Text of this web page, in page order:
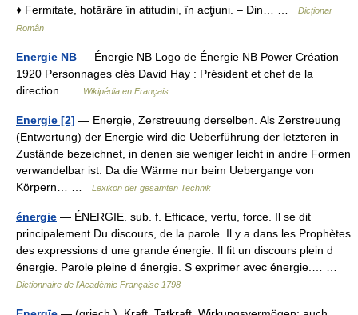
♦ Fermitate, hotărâre în atitudini, în acţiuni. – Din… …
Dicționar
Român
Energie NB — Énergie NB Logo de Énergie NB Power Création
1920 Personnages clés David Hay : Président et chef de la
direction …
Wikipédia en Français
Energie [2] — Energie, Zerstreuung derselben. Als Zerstreuung
(Entwertung) der Energie wird die Ueberführung der letzteren in
Zustände bezeichnet, in denen sie weniger leicht in andre Formen
verwandelbar ist. Da die Wärme nur beim Uebergange von
Körpern… …
Lexikon der gesamten Technik
énergie — ÉNERGIE. sub. f. Efficace, vertu, force. Il se dit
principalement Du discours, de la parole. Il y a dans les Prophètes
des expressions d une grande énergie. Il fit un discours plein d
énergie. Parole pleine d énergie. S exprimer avec énergie.… …
Dictionnaire de l'Académie Française 1798